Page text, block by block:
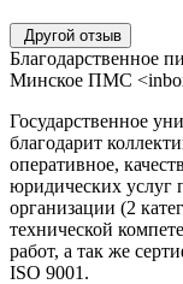
Другой отзыв
Благодарственное
Минское ПМС
Государственное
благодарит
оперативное,
юридических услуг
организации (2
технической
работ, а так же
ISO 9001.